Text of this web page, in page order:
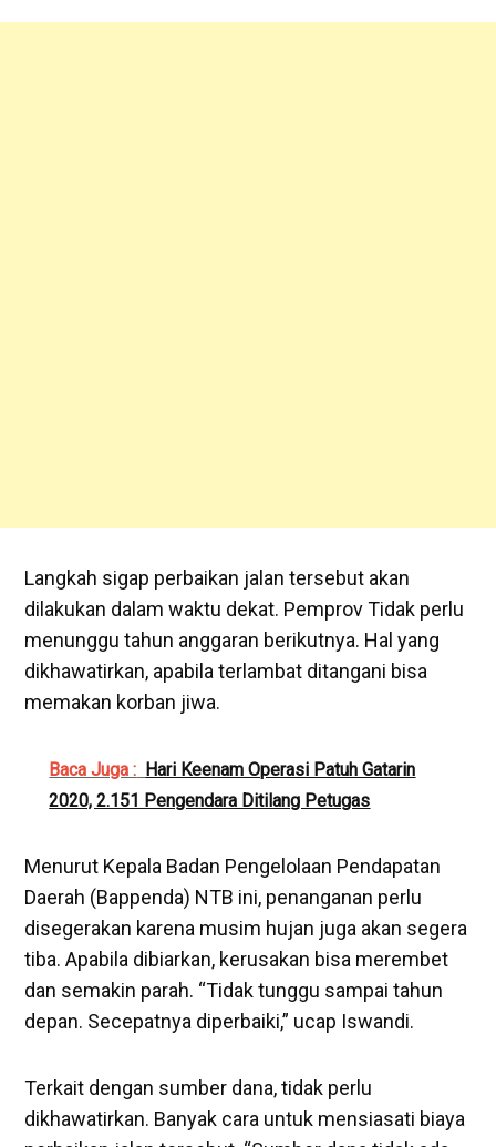
Langkah sigap perbaikan jalan tersebut akan
dilakukan dalam waktu dekat. Pemprov Tidak perlu
menunggu tahun anggaran berikutnya. Hal yang
dikhawatirkan, apabila terlambat ditangani bisa
memakan korban jiwa.
Baca Juga : Hari Keenam Operasi Patuh Gatarin
2020, 2.151 Pengendara Ditilang Petugas
Menurut Kepala Badan Pengelolaan Pendapatan
Daerah (Bappenda) NTB ini, penanganan perlu
disegerakan karena musim hujan juga akan segera
tiba. Apabila dibiarkan, kerusakan bisa merembet
dan semakin parah. “Tidak tunggu sampai tahun
depan. Secepatnya diperbaiki,” ucap Iswandi.
Terkait dengan sumber dana, tidak perlu
dikhawatirkan. Banyak cara untuk mensiasati biaya